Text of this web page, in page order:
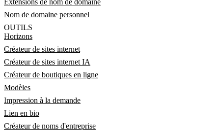
Extensions de nom de domaine
Nom de domaine personnel
OUTILS
Horizons
Créateur de sites internet
Créateur de sites internet IA
Créateur de boutiques en ligne
Modèles
Impression à la demande
Lien en bio
Créateur de noms d'entreprise